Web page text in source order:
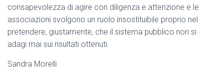
consapevolezza di agire con diligenza e attenzione e le
associazioni svolgono un ruolo insostituibile proprio nel
pretendere, giustamente, che il sistema pubblico non si
adagi mai sui risultati ottenuti.
Sandra Morelli